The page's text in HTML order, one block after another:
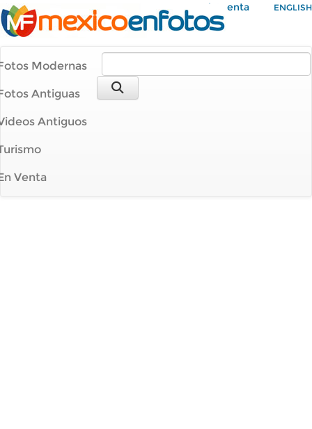
Mi Cuenta ENGLISH
Modernas
Antiguas
Antiguos
Venta